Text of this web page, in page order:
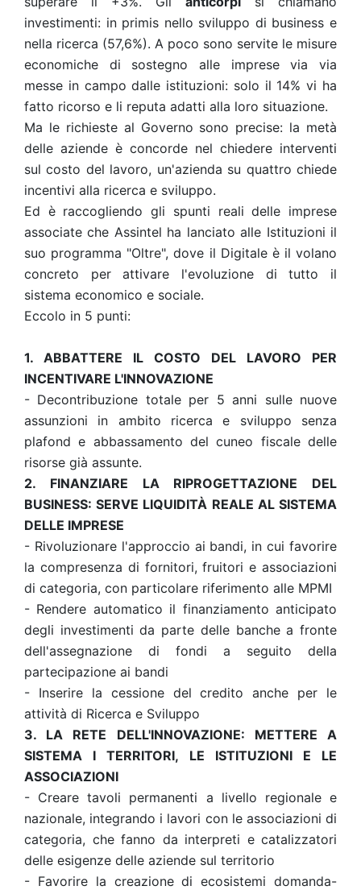
investimenti: in primis nello sviluppo di business e
nella ricerca (57,6%). A poco sono servite le misure
economiche di sostegno alle imprese via via
messe in campo dalle istituzioni: solo il 14% vi ha
fatto ricorso e li reputa adatti alla loro situazione.
Ma le richieste al Governo sono precise: la metà
delle aziende è concorde nel chiedere interventi
sul costo del lavoro, un'azienda su quattro chiede
incentivi alla ricerca e sviluppo.
Ed è raccogliendo gli spunti reali delle imprese
associate che Assintel ha lanciato alle Istituzioni il
suo programma "Oltre", dove il Digitale è il volano
concreto per attivare l'evoluzione di tutto il
sistema economico e sociale.
Eccolo in 5 punti:
1. ABBATTERE IL COSTO DEL LAVORO PER
INCENTIVARE L'INNOVAZIONE
- Decontribuzione totale per 5 anni sulle nuove
assunzioni in ambito ricerca e sviluppo senza
plafond e abbassamento del cuneo fiscale delle
risorse già assunte.
2. FINANZIARE LA RIPROGETTAZIONE DEL
BUSINESS: SERVE LIQUIDITÀ REALE AL SISTEMA
DELLE IMPRESE
- Rivoluzionare l'approccio ai bandi, in cui favorire
la compresenza di fornitori, fruitori e associazioni
di categoria, con particolare riferimento alle MPMI
- Rendere automatico il finanziamento anticipato
degli investimenti da parte delle banche a fronte
dell'assegnazione di fondi a seguito della
partecipazione ai bandi
- Inserire la cessione del credito anche per le
attività di Ricerca e Sviluppo
3. LA RETE DELL'INNOVAZIONE: METTERE A
SISTEMA I TERRITORI, LE ISTITUZIONI E LE
ASSOCIAZIONI
- Creare tavoli permanenti a livello regionale e
nazionale, integrando i lavori con le associazioni di
categoria, che fanno da interpreti e catalizzatori
delle esigenze delle aziende sul territorio
- Favorire la creazione di ecosistemi domanda-